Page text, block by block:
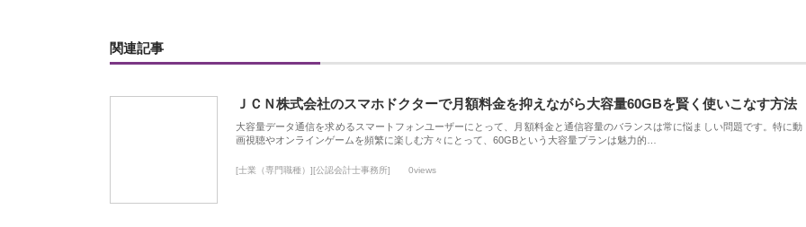
関連記事
ＪＣＮ株式会社のスマホドクターで月額料金を抑えながら大容量60GBを賢く使いこなす方法
大容量データ通信を求めるスマートフォンユーザーにとって、月額料金と通信容量のバランスは常に悩ましい問題です。特に動
画視聴やオンラインゲームを頻繁に楽しむ方々にとって、60GBという大容量プランは魅力的…
[士業（専門職種）][公認会計士事務所] 0views